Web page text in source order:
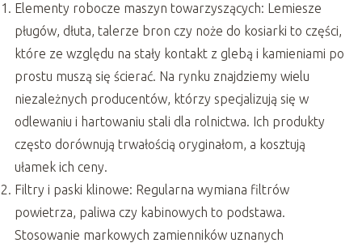
Elementy robocze maszyn towarzyszących: Lemiesze
pługów, dłuta, talerze bron czy noże do kosiarki to części,
które ze względu na stały kontakt z glebą i kamieniami po
prostu muszą się ścierać. Na rynku znajdziemy wielu
niezależnych producentów, którzy specjalizują się w
odlewaniu i hartowaniu stali dla rolnictwa. Ich produkty
często dorównują trwałością oryginałom, a kosztują
ułamek ich ceny.
Filtry i paski klinowe: Regularna wymiana filtrów
powietrza, paliwa czy kabinowych to podstawa.
Stosowanie markowych zamienników uznanych